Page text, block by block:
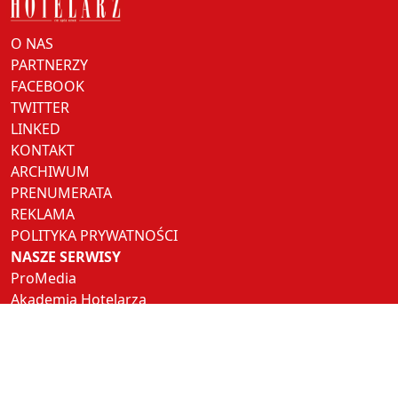
O NAS
PARTNERZY
FACEBOOK
TWITTER
LINKED
KONTAKT
ARCHIWUM
PRENUMERATA
REKLAMA
POLITYKA PRYWATNOŚCI
NASZE SERWISY
ProMedia
Akademia Hotelarza